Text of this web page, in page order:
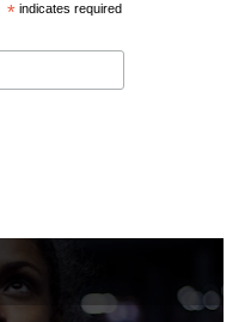
* indicates required